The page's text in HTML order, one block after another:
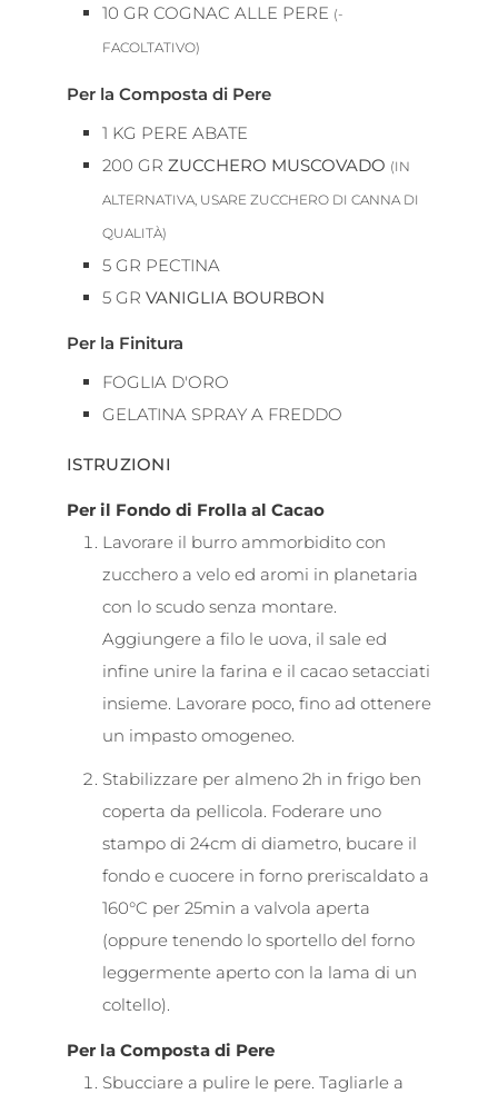
10 GR COGNAC ALLE PERE (-
FACOLTATIVO)
Per la Composta di Pere
1 KG PERE ABATE
200 GR ZUCCHERO MUSCOVADO (IN
ALTERNATIVA, USARE ZUCCHERO DI CANNA DI
QUALITÀ)
5 GR PECTINA
5 GR VANIGLIA BOURBON
Per la Finitura
FOGLIA D'ORO
GELATINA SPRAY A FREDDO
ISTRUZIONI
Per il Fondo di Frolla al Cacao
Lavorare il burro ammorbidito con
zucchero a velo ed aromi in planetaria
con lo scudo senza montare.
Aggiungere a filo le uova, il sale ed
infine unire la farina e il cacao setacciati
insieme. Lavorare poco, fino ad ottenere
un impasto omogeneo.
Stabilizzare per almeno 2h in frigo ben
coperta da pellicola. Foderare uno
stampo di 24cm di diametro, bucare il
fondo e cuocere in forno preriscaldato a
160°C per 25min a valvola aperta
(oppure tenendo lo sportello del forno
leggermente aperto con la lama di un
coltello).
Per la Composta di Pere
Sbucciare a pulire le pere. Tagliarle a